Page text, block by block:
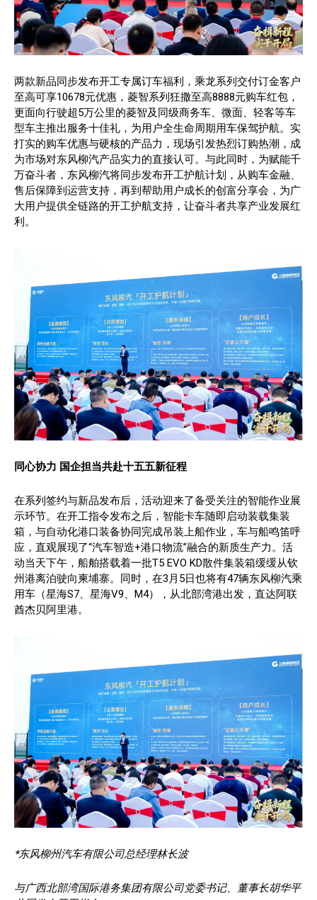
两款新品同步发布开工专属订车福利，乘龙系列交付订金客户
至高可享10678元优惠，菱智系列狂撒至高8888元购车红包，
更面向行驶超5万公里的菱智及同级商务车、微面、轻客等车
型车主推出服务十佳礼，为用户全生命周期用车保驾护航。实
打实的购车优惠与硬核的产品力，现场引发热烈订购热潮，成
为市场对东风柳汽产品实力的直接认可。与此同时，为赋能千
万奋斗者，东风柳汽将同步发布开工护航计划，从购车金融、
售后保障到运营支持，再到帮助用户成长的创富分享会，为广
大用户提供全链路的开工护航支持，让奋斗者共享产业发展红
利。
同心协力 国企担当共赴十五五新征程
在系列签约与新品发布后，活动迎来了备受关注的智能作业展
示环节。在开工指令发布之后，智能卡车随即启动装载集装
箱，与自动化港口装备协同完成吊装上船作业，车与船鸣笛呼
应，直观展现了“汽车智造+港口物流”融合的新质生产力。活
动当天下午，船舶搭载着一批T5 EVO KD散件集装箱缓缓从钦
州港离泊驶向柬埔寨。同时，在3月5日也将有47辆东风柳汽乘
用车（星海S7、星海V9、M4），从北部湾港出发，直达阿联
酋杰贝阿里港。
*东风柳州汽车有限公司总经理林长波
与广西北部湾国际港务集团有限公司党委书记、董事长胡华平